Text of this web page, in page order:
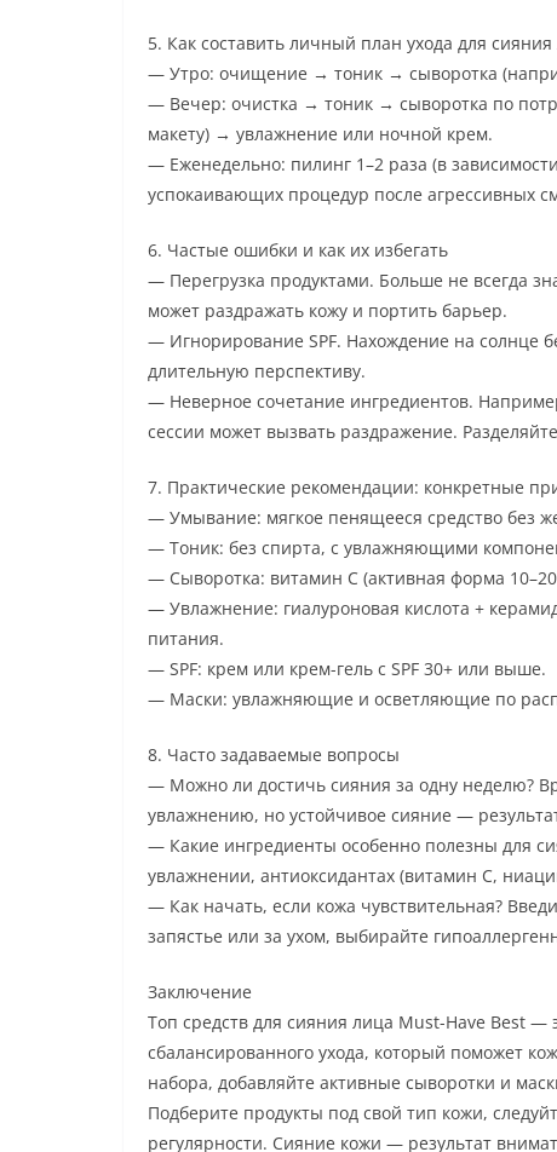
5. Как составить личный план ухода для
— Утро: очищение → тоник → сыворотка
— Вечер: очистка → тоник → сыворотка по
макету) → увлажнение или ночной крем.
— Еженедельно: пилинг 1–2 раза (в
успокаивающих процедур после агрессивных
6. Частые ошибки и как их избегать
— Перегрузка продуктами. Больше не всегда
может раздражать кожу и портить барьер.
— Игнорирование SPF. Нахождение на солнце
длительную перспективу.
— Неверное сочетание ингредиентов.
сессии может вызвать раздражение.
7. Практические рекомендации: конкретные
— Умывание: мягкое пенящееся средство без
— Тоник: без спирта, с увлажняющими
— Сыворотка: витамин C (активная форма
— Увлажнение: гиалуроновая кислота +
питания.
— SPF: крем или крем-гель с SPF 30+ или выше.
— Маски: увлажняющие и осветляющие по
8. Часто задаваемые вопросы
— Можно ли достичь сияния за одну неделю?
увлажнению, но устойчивое сияние —
— Какие ингредиенты особенно полезны для
увлажнении, антиоксидантах (витамин C,
— Как начать, если кожа чувствительная?
запястье или за ухом, выбирайте
Заключение
Топ средств для сияния лица Must-Have Best —
сбалансированного ухода, который поможет
набора, добавляйте активные сыворотки и
Подберите продукты под свой тип кожи,
регулярности. Сияние кожи — результат